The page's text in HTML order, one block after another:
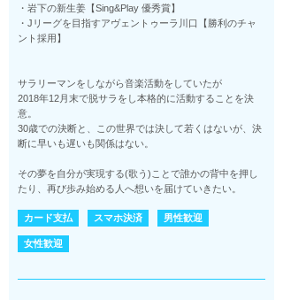
・岩下の新生姜【Sing&Play 優秀賞】
・Jリーグを目指すアヴェントゥーラ川口【勝利のチャ
ント採用】
サラリーマンをしながら音楽活動をしていたが
2018年12月末で脱サラをし本格的に活動することを決
意。
30歳での決断と、この世界では決して若くはないが、決
断に早いも遅いも関係はない。
その夢を自分が実現する(歌う)ことで誰かの背中を押し
たり、再び歩み始める人へ想いを届けていきたい。
カード支払 スマホ決済 男性歓迎
女性歓迎